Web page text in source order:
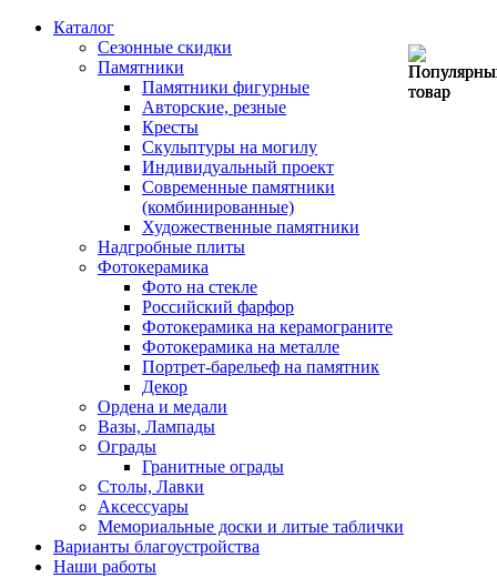
Каталог
Сезонные скидки
Памятники
Памятники фигурные
Авторские, резные
Кресты
Скульптуры на могилу
Индивидуальный проект
Современные памятники
(комбинированные)
Художественные памятники
Надгробные плиты
Фотокерамика
Фото на стекле
Российский фарфор
Фотокерамика на керамограните
Фотокерамика на металле
Портрет-барельеф на памятник
Декор
Ордена и медали
Вазы, Лампады
Ограды
Гранитные ограды
Столы, Лавки
Аксессуары
Мемориальные доски и литые таблички
Варианты благоустройства
Наши работы